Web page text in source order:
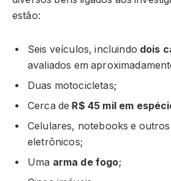
estão:
Seis veículos, incluindo dois
avaliados em
Duas motocicletas;
Cerca de R$ 45 mil em
Celulares, notebooks e
eletrônicos;
Uma arma de fogo;